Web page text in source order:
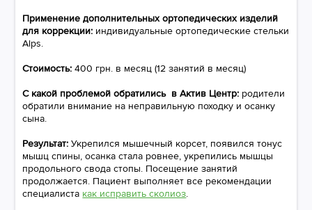
Применение дополнительных ортопедических изделий
для коррекции: индивидуальные ортопедические стельки
Alps.
Стоимость: 400 грн. в месяц (12 занятий в месяц)
С какой проблемой обратились в Актив Центр: родители
обратили внимание на неправильную походку и осанку
сына.
Результат:Укрепился мышечный корсет, появился тонус
мышц спины, осанка стала ровнее, укрепились мышцы
продольного свода стопы. Посещение занятий
продолжается. Пациент выполняет все рекомендации
специалиста как исправить сколиоз.